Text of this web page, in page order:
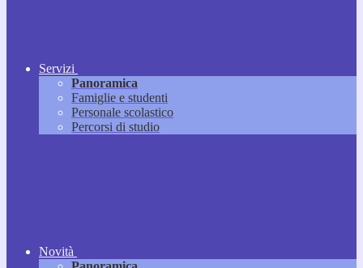
Servizi
Panoramica
Famiglie e studenti
Personale scolastico
Percorsi di studio
Novità